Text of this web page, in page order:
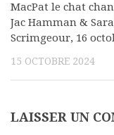
MacPat le chat
Jac Hamman &
Scrimgeour, 16
15 OCTOBRE 2024
LAISSER UN